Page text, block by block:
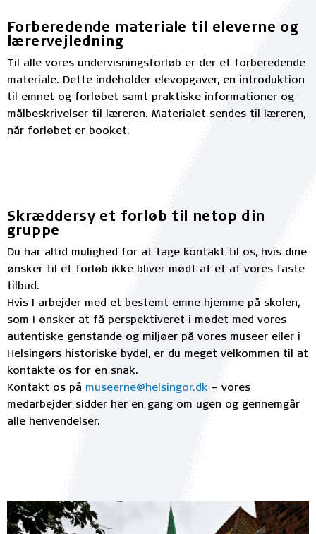
Forberedende materiale til eleverne og
lærervejledning
Til alle vores undervisningsforløb er der et forberedende
materiale. Dette indeholder elevopgaver, en introduktion
til emnet og forløbet samt praktiske informationer og
målbeskrivelser til læreren. Materialet sendes til læreren,
når forløbet er booket.
Skræddersy et forløb til netop din
gruppe
Du har altid mulighed for at tage kontakt til os, hvis dine
ønsker til et forløb ikke bliver mødt af et af vores faste
tilbud.
Hvis I arbejder med et bestemt emne hjemme på skolen,
som I ønsker at få perspektiveret i mødet med vores
autentiske genstande og miljøer på vores museer eller i
Helsingørs historiske bydel, er du meget velkommen til at
kontakte os for en snak.
Kontakt os på museerne@helsingor.dk – vores
medarbejder sidder her en gang om ugen og gennemgår
alle henvendelser.